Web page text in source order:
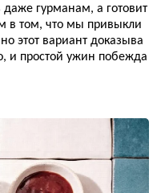
гурманам, а готовит
в том, что мы привыкли
этот вариант доказыва
и простой ужин побежда